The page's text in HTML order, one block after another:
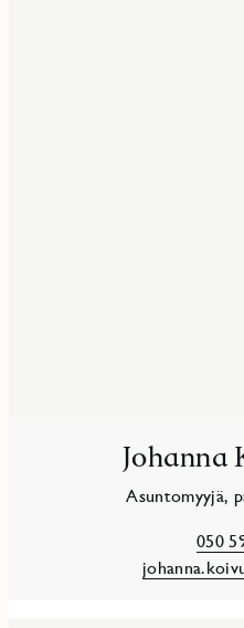
Johanna
Asuntomyyjä,
050